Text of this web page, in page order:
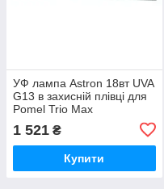
УФ лампа Astron 18вт UVA
G13 в захисній плівці для
Pomel Trio Max
1 521 ₴
Купити